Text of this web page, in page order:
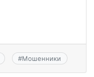
#Мошенники